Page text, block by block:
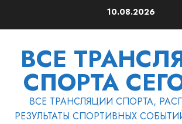
10.08.2026
ВСЕ
СПОРТА
ВСЕ ТРАНСЛЯЦИИ СПОРТА,
РЕЗУЛЬТАТЫ СПОРТИВНЫХ